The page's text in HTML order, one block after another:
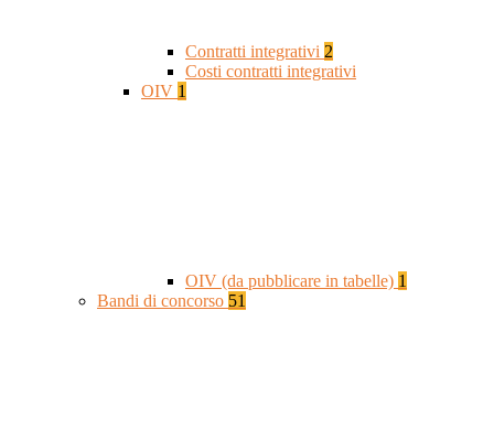
Contratti integrativi 2
Costi contratti integrativi
OIV 1
OIV (da pubblicare in tabelle) 1
Bandi di concorso 51